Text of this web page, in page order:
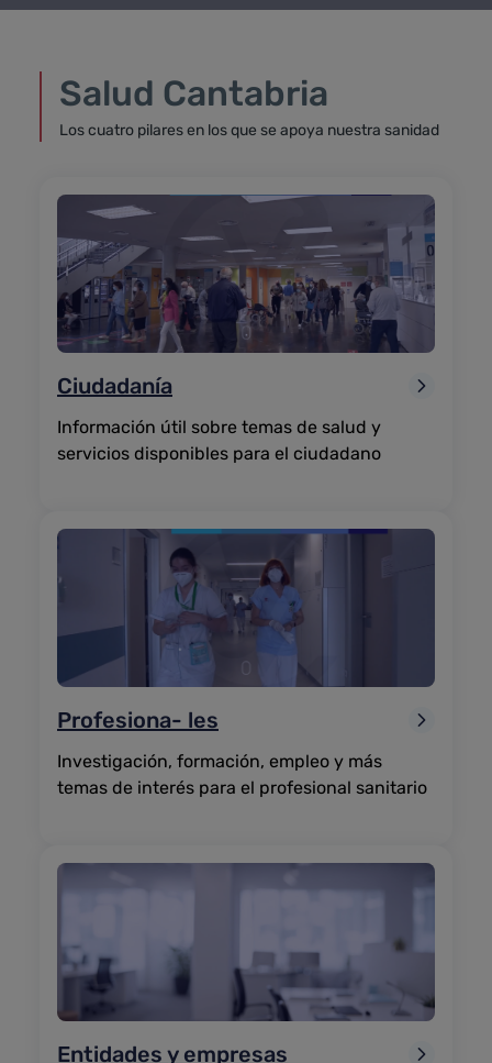
Salud Cantabria
Los cuatro pilares en los que se apoya nuestra sanidad
Ciudadanía
Información útil sobre temas de salud y
servicios disponibles para el ciudadano
Profesiona- les
Investigación, formación, empleo y más
temas de interés para el profesional sanitario
Entidades y empresas